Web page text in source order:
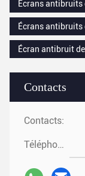
Contacts
Contacts:
Téléphone:
Écrans antibruits
Écrans antibruits
Écran antibruit